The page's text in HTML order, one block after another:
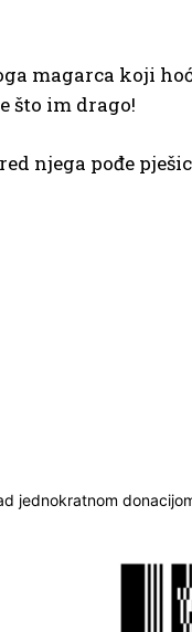
magarca koji
što im drago!
njega pođe
jednokratnom